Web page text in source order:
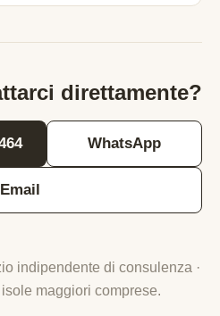
direttamente?
WhatsApp
Email
indipendente di consulenza ·
maggiori comprese.